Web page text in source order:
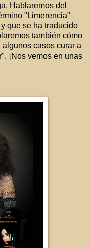
Hablaremos del
"Limerencia"
que se ha traducido
también cómo
casos curar a
¡Nos vemos en unas